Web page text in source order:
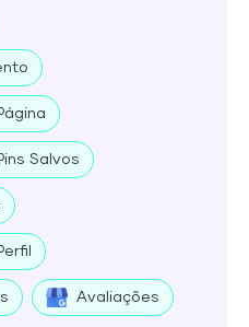
Salvos
Avaliações